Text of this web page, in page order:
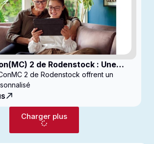
2 de Rodenstock : Une
de verres pour
pour le contrôle de la myopie
2 de Rodenstock offrent un
Charger plus